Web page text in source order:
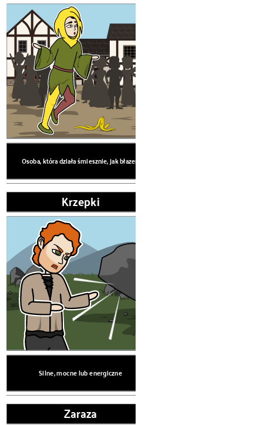
Osoba, która działa śmiesznie, jak błazen
SŁOWNICTWO
Krzepki
Silne, mocne lub energiczne
Zaraza